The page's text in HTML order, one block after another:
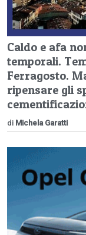
Caldo e afa
temporali.
Ferragosto.
ripensare gli
di Michela Garatti